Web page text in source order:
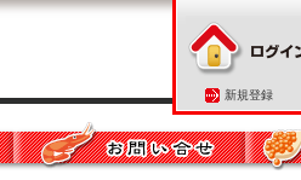
新規登録